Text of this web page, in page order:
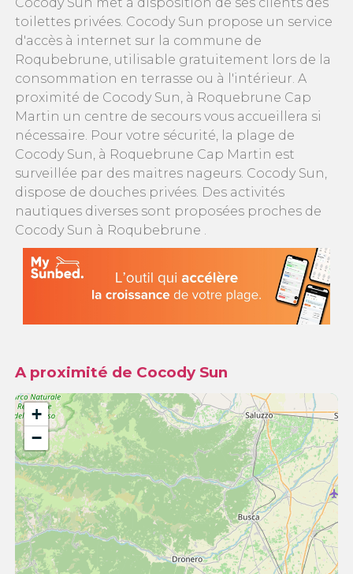
Cocody Sun met à disposition de ses clients des
toilettes privées. Cocody Sun propose un service
d'accès à internet sur la commune de
Roqubebrune, utilisable gratuitement lors de la
consommation en terrasse ou à l'intérieur. A
proximité de Cocody Sun, à Roquebrune Cap
Martin un centre de secours vous accueillera si
nécessaire. Pour votre sécurité, la plage de
Cocody Sun, à Roquebrune Cap Martin est
surveillée par des maitres nageurs. Cocody Sun,
dispose de douches privées. Des activités
nautiques diverses sont proposées proches de
Cocody Sun à Roqubebrune .
A proximité de Cocody Sun
+
−